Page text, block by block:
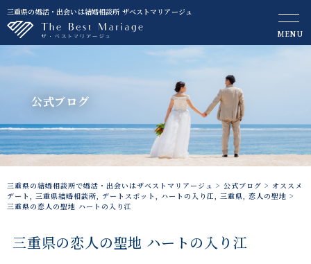
三重県の婚活・出会いは結婚相談所 ザベストマリアージュ
MENU
公式ブログ
三重県の結婚相談所で婚活・出会いはザベストマリアージュ > 公式ブログ > オススメ
デート , 三重県結婚相談所, デートスポット , ハートの入り江, 三重県, 恋人の聖地 >
三重県の恋人の聖地 ハートの入り江
三重県の恋人の聖地 ハートの入り江